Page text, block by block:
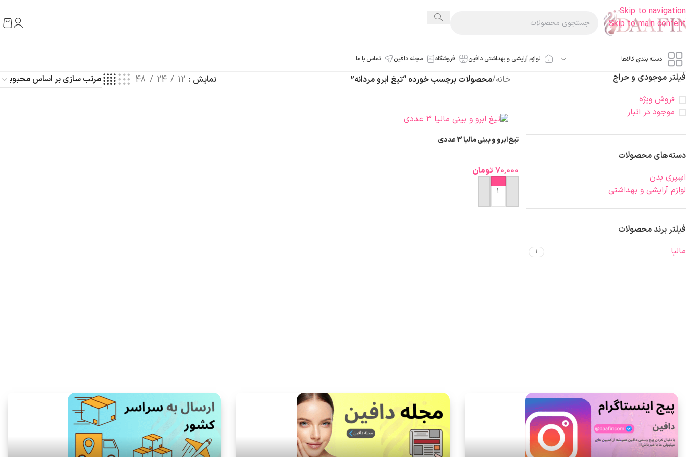
Skip to navigation
Skip to main content
دسته بندی کالاها لوازم آرایشی و بهداشتی دافین فروشگاه مجله دافین تماس با ما
فیلتر موجودی و حراج
فروش ویژه
موجود در انبار
دسته‌های محصولات
اسپری بدن
لوازم آرایشی و بهداشتی
فیلتر برند محصولات
مالیا
1
خانه/محصولات برچسب خورده “تیغ ابرو مردانه” نمایش 12
24
48
تیغ ابرو و بینی مالیا 3 عددی
70,000 تومان
افزودن به سبد خرید